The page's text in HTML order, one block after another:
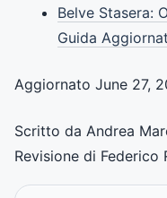
Belve Stasera:
Guida
Aggiornato June 27,
Scritto da Andrea
Revisione di Federico